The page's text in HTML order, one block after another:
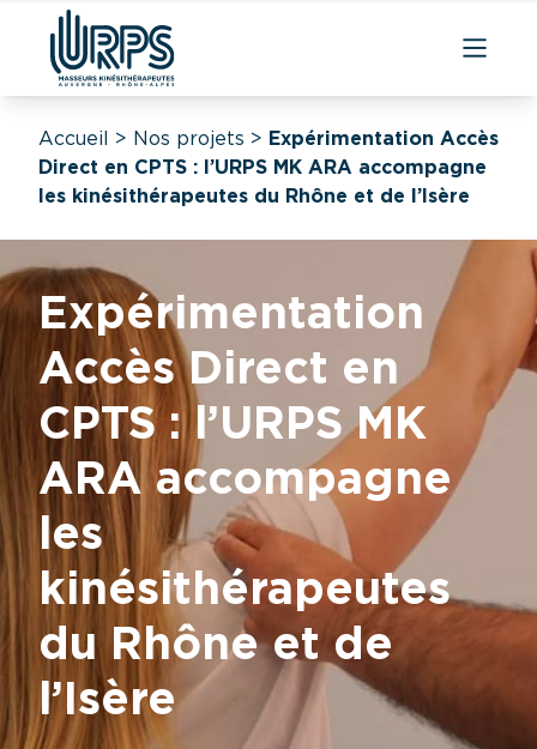
Accueil > Nos projets > Expérimentation Accès
Direct en CPTS : l’URPS MK ARA accompagne
les kinésithérapeutes du Rhône et de l’Isère
Expérimentation
Accès Direct en
CPTS : l’URPS MK
ARA accompagne
les
kinésithérapeutes
du Rhône et de
l’Isère